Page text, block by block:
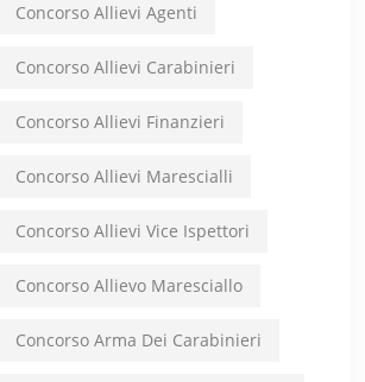
Concorso Allievi Agenti
Concorso Allievi Carabinieri
Concorso Allievi Finanzieri
Concorso Allievi Marescialli
Concorso Allievi Vice Ispettori
Concorso Allievo Maresciallo
Concorso Arma Dei Carabinieri